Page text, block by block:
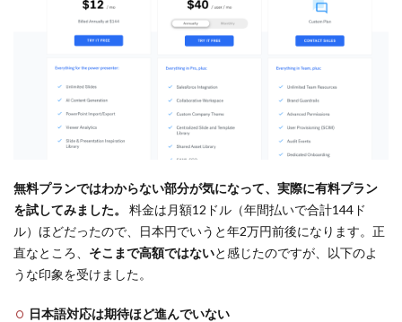
無料プランではわからない部分が気になって、実際に有料プラン
を試してみました。
料金は月額12ドル（年間払いで合計144ド
ル）ほどだったので、日本円でいうと年2万円前後になります。正
直なところ、 そこまで高額ではないと感じたのですが、以下のよ
うな印象を受けました。
日本語対応は期待ほど進んでいない